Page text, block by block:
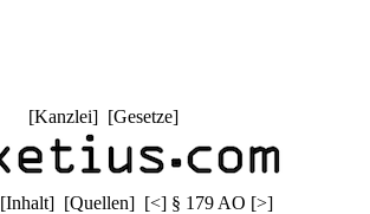
[Kanzlei] [Gesetze]
Inhalt] [Quellen] [<] § 179 AO [>]